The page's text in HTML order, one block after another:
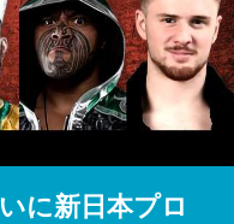
に新日本プロ